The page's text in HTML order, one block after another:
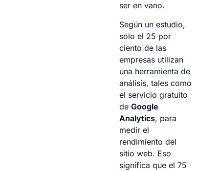
ser en vano.
Según un estudio,
sólo el 25 por
ciento de las
empresas utilizan
una herramienta de
análisis, tales como
el servicio gratuito
de Google
Analytics, para
medir el
rendimiento del
sitio web. Eso
significa que el 75